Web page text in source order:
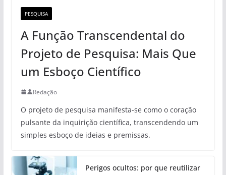
PESQUISA
A Função Transcendental do
Projeto de Pesquisa: Mais Que
um Esboço Científico
Redação
O projeto de pesquisa manifesta-se como o coração
pulsante da inquirição científica, transcendendo um
simples esboço de ideias e premissas.
Perigos ocultos: por que reutilizar